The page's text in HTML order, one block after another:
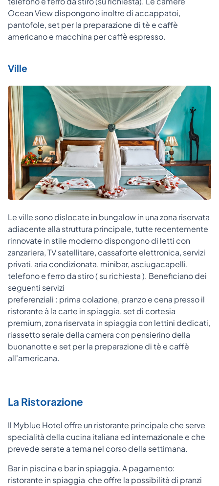
Ocean View dispongono inoltre di accappatoi,
pantofole, set per la preparazione di tè e caffè
americano e macchina per caffè espresso.
Ville
Le ville sono dislocate in bungalow in una zona riservata
adiacente alla struttura principale, tutte recentemente
rinnovate in stile moderno dispongono di letti con
zanzariera, TV satellitare, cassaforte elettronica, servizi
privati, aria condizionata, minibar, asciugacapelli,
telefono e ferro da stiro ( su richiesta ). Beneficiano dei
seguenti servizi
preferenziali : prima colazione, pranzo e cena presso il
ristorante à la carte in spiaggia, set di cortesia
premium, zona riservata in spiaggia con lettini dedicati,
riassetto serale della camera con pensierino della
buonanotte e set per la preparazione di tè e caffè
all'americana.
La Ristorazione
Il Myblue Hotel offre un ristorante principale che serve
specialità della cucina italiana ed internazionale e che
prevede serate a tema nel corso della settimana.
Bar in piscina e bar in spiaggia. A pagamento:
ristorante in spiaggia che offre la possibilità di pranzi